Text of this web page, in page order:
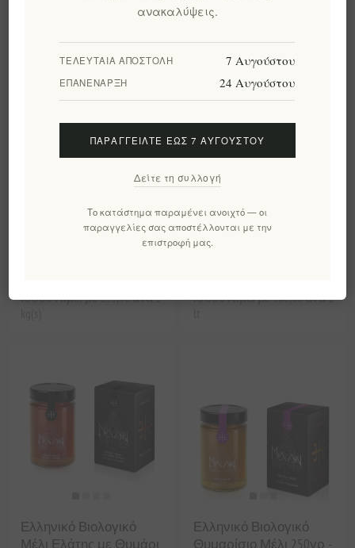
Βιολογικά
Αποξηραμένα Σύκα
Κύμης από τη Φάρμα
Askada | Πιστοποιημένη
Ελληνική Υπερτροφή
ισοδυναμεί με €35,56 ανά 1
The Governor, 500γρ,
Εξτρα Παρθένο
Αφιλτράριστο
Ελαιόλαδο
ισοδυναμεί με €60,00 ανά 1
Ελληνικό Βιολογικό
Μέλι Ελάτης με Θυμάρι
Ελληνικό Βιολογικό
Θυμαρίσιο Μέλι 250γρ -
ανακαλύψεις.
ΤΕΛΕΥΤΑΊΑ ΑΠΟΣΤΟΛΉ 7 Αυγούστου
ΕΠΑΝΈΝΑΡΞΗ 24 Αυγούστου
ΠΑΡΑΓΓΕΊΛΤΕ ΈΩΣ 7 ΑΥΓΟΎΣΤΟΥ
Δείτε τη συλλογή
Το κατάστημα παραμένει ανοιχτό — οι
παραγγελίες σας αποστέλλονται με την
επιστροφή μας.